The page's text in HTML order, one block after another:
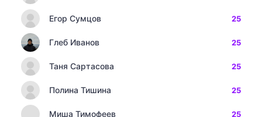
Егор Сумцов 25
Глеб Иванов 25
Таня Сартасова 25
Полина Тишина 25
Миша Тимофеев 25